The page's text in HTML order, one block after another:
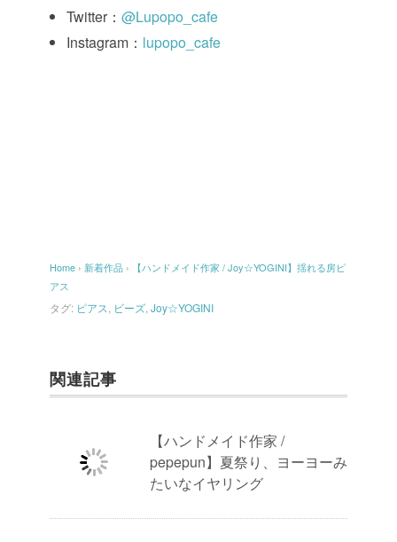
Twitter： @Lupopo_cafe
Instagram： lupopo_cafe
Home › 新着作品 ›
【ハンドメイド作家 / Joy☆YOGINI】揺れる房ピ
アス
タグ: ピアス ビーズ Joy☆YOGINI
関連記事
【ハンドメイド作家 /
pepepun】夏祭り、ヨーヨーみ
たいなイヤリング